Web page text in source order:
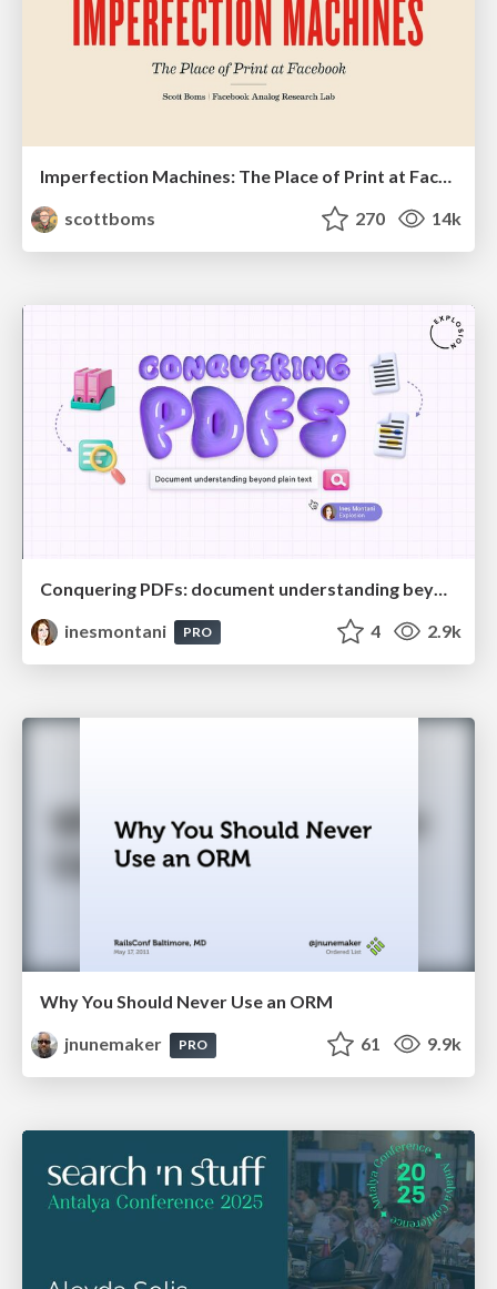
scottboms
270 14k
Conquering PDFs: document understanding beyond plain text
inesmontani
PRO 4 2.9k
Why You Should Never Use an ORM
jnunemaker
PRO 61 9.9k